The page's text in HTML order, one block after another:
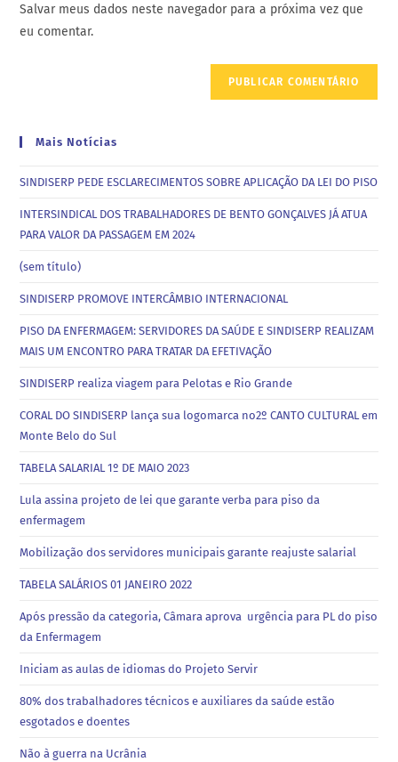
Salvar meus dados neste navegador para a próxima vez que
eu comentar.
Mais Notícias
SINDISERP PEDE ESCLARECIMENTOS SOBRE APLICAÇÃO DA LEI DO PISO
INTERSINDICAL DOS TRABALHADORES DE BENTO GONÇALVES JÁ ATUA
PARA VALOR DA PASSAGEM EM 2024
(sem título)
SINDISERP PROMOVE INTERCÂMBIO INTERNACIONAL
PISO DA ENFERMAGEM: SERVIDORES DA SAÚDE E SINDISERP REALIZAM
MAIS UM ENCONTRO PARA TRATAR DA EFETIVAÇÃO
SINDISERP realiza viagem para Pelotas e Rio Grande
CORAL DO SINDISERP lança sua logomarca no2º CANTO CULTURAL em
Monte Belo do Sul
TABELA SALARIAL 1º DE MAIO 2023
Lula assina projeto de lei que garante verba para piso da
enfermagem
Mobilização dos servidores municipais garante reajuste salarial
TABELA SALÁRIOS 01 JANEIRO 2022
Após pressão da categoria, Câmara aprova urgência para PL do piso
da Enfermagem
Iniciam as aulas de idiomas do Projeto Servir
80% dos trabalhadores técnicos e auxiliares da saúde estão
esgotados e doentes
Não à guerra na Ucrânia